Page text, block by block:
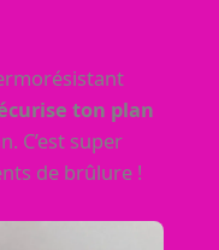
ton plan
C’est super
de brûlure !